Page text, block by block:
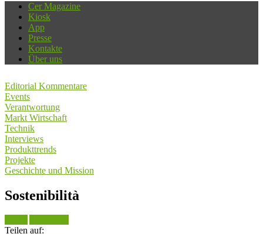
Cer Magazine
Kiosk
App
Presse
Kontakte
Über uns
Editorial Kommentare
Events
Verantwortung
Markt Wirtschaft
Technik
Interviews
Produkttrends
Projekte
Geschichte und Mission
Sostenibilità
Teilen auf: